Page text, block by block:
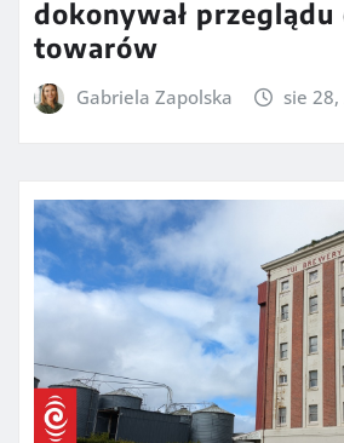
dokonywał przeglądu
towarów
Gabriela Zapolska sie